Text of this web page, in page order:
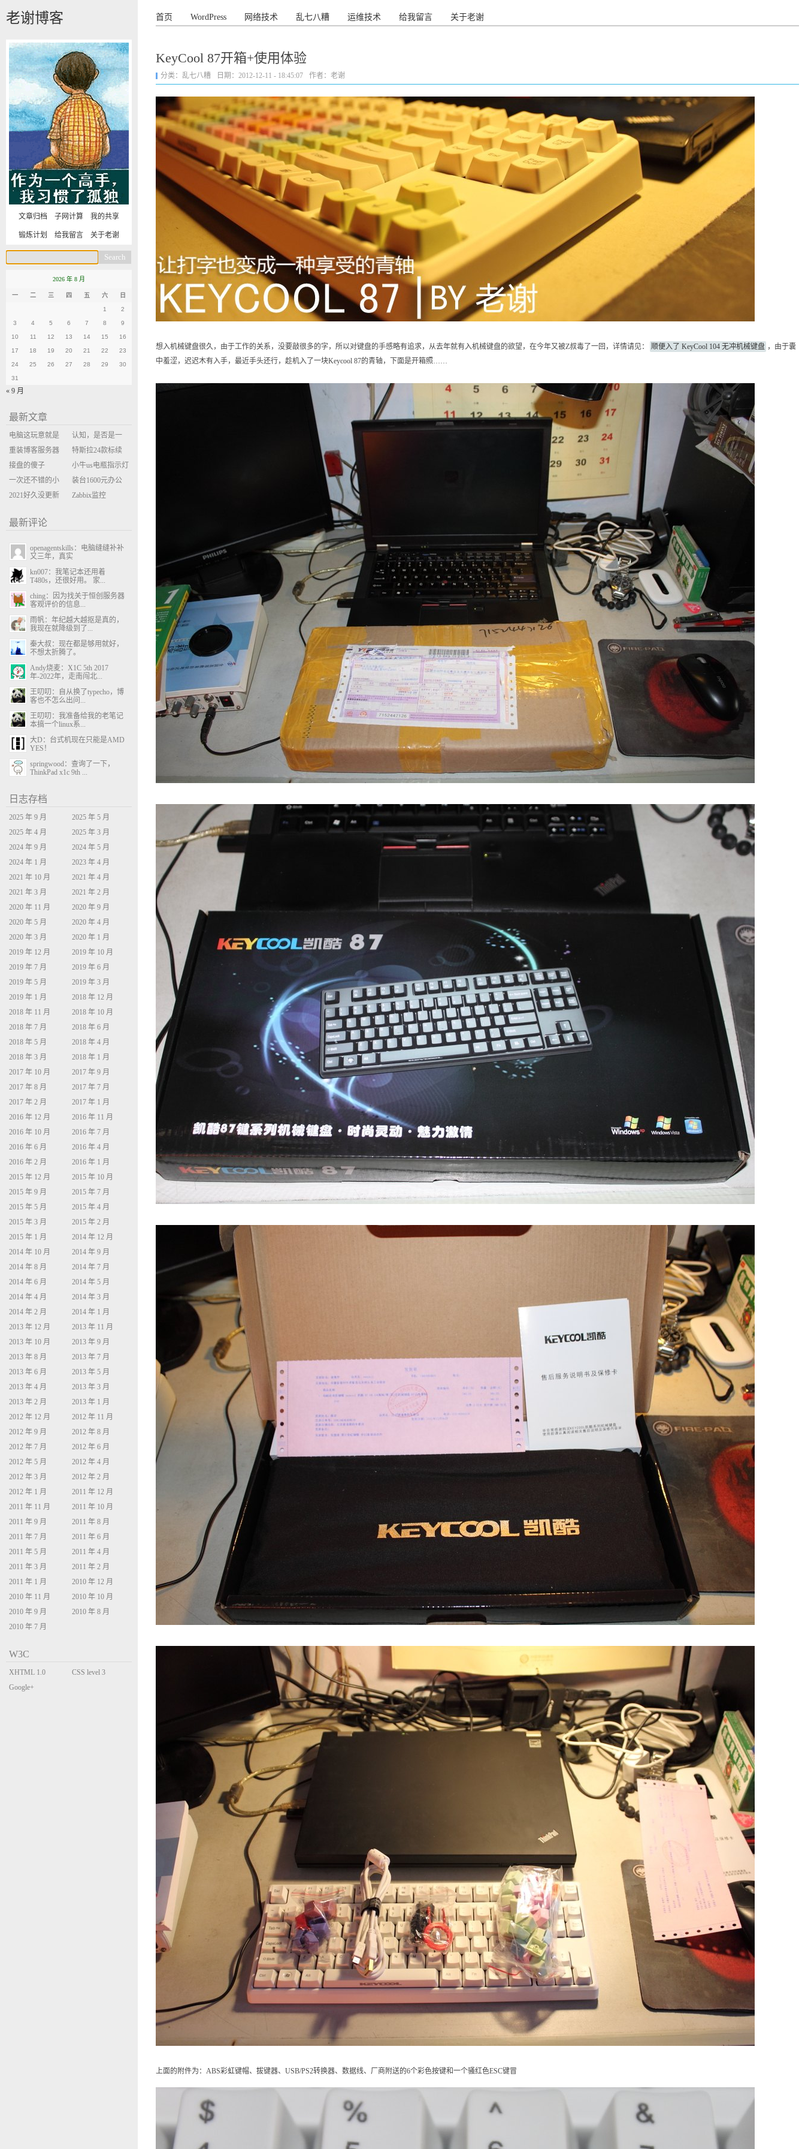
老谢博客 首页 WordPress 网络技术 乱七八糟 运维技术 给我留言 关于老谢
KeyCool 87开箱+使用体验
分类： 乱七八糟 日期：2012-12-11 - 18:45:07 作者：老谢
想入机械键盘很久，由于工作的关系，没要敲很多的字，所以对键盘的手感略有追求，从去年就有入机械键盘的欲望，在今年又被Z叔毒了一回，详情请见： 顺便入了 KeyCool 104 无冲机械键盘 ，由于囊
中羞涩，迟迟木有入手，最近手头还行，趁机入了一块Keycool 87的青轴，下面是开箱照……
上面的附件为：ABS彩虹键帽、拔键器、USB/PS2转换器、数据线、厂商附送的6个彩色按键和一个骚红色ESC键冒
文章归档 子网计算 我的共享
锻炼计划 给我留言 关于老谢
2026 年 8 月
一 二 三 四 五 六 日
1 2
3 4 5 6 7 8 9
10 11 12 13 14 15 16
17 18 19 20 21 22 23
24 25 26 27 28 29 30
31
« 9 月
最新文章
电脑这玩意就是
缝缝补补的事
认知，是否是一
座大山？当架构
决策变成配置清
单比价
重装博客服务器
环境
特斯拉24款标续
Model Y 2万公里
使用体验
接盘的傻子
小牛us电瓶指示灯
闪三次不上电
一次还不错的小
米售后体验
装台1600元办公
主机
2021好久没更新
Zabbix监控
最新评论
openagentskills：电脑缝缝补补
又三年，真实
kn007：我笔记本还用着
T480s，还很好用。 家...
ching：因为找关于恒创服务器
客观评价的信息...
雨帆：年纪越大越抠是真的，
我现在就降级到了...
秦大叔：现在都是够用就好，
不想太折腾了。
Andy烧麦：X1C 5th 2017
年-2022年，走南闯北...
王叨叨：自从换了typecho，博
客也不怎么出问...
王叨叨：我准备给我的老笔记
本搞一个linux系...
大D：台式机现在只能是AMD
YES！
springwood：查询了一下，
ThinkPad x1c 9th ...
日志存档
2025 年 9 月
2025 年 5 月
2025 年 4 月
2025 年 3 月
2024 年 9 月
2024 年 5 月
2024 年 1 月
2023 年 4 月
2021 年 10 月
2021 年 4 月
2021 年 3 月
2021 年 2 月
2020 年 11 月
2020 年 9 月
2020 年 5 月
2020 年 4 月
2020 年 3 月
2020 年 1 月
2019 年 12 月
2019 年 10 月
2019 年 7 月
2019 年 6 月
2019 年 5 月
2019 年 3 月
2019 年 1 月
2018 年 12 月
2018 年 11 月
2018 年 10 月
2018 年 7 月
2018 年 6 月
2018 年 5 月
2018 年 4 月
2018 年 3 月
2018 年 1 月
2017 年 10 月
2017 年 9 月
2017 年 8 月
2017 年 7 月
2017 年 2 月
2017 年 1 月
2016 年 12 月
2016 年 11 月
2016 年 10 月
2016 年 7 月
2016 年 6 月
2016 年 4 月
2016 年 2 月
2016 年 1 月
2015 年 12 月
2015 年 10 月
2015 年 9 月
2015 年 7 月
2015 年 5 月
2015 年 4 月
2015 年 3 月
2015 年 2 月
2015 年 1 月
2014 年 12 月
2014 年 10 月
2014 年 9 月
2014 年 8 月
2014 年 7 月
2014 年 6 月
2014 年 5 月
2014 年 4 月
2014 年 3 月
2014 年 2 月
2014 年 1 月
2013 年 12 月
2013 年 11 月
2013 年 10 月
2013 年 9 月
2013 年 8 月
2013 年 7 月
2013 年 6 月
2013 年 5 月
2013 年 4 月
2013 年 3 月
2013 年 2 月
2013 年 1 月
2012 年 12 月
2012 年 11 月
2012 年 9 月
2012 年 8 月
2012 年 7 月
2012 年 6 月
2012 年 5 月
2012 年 4 月
2012 年 3 月
2012 年 2 月
2012 年 1 月
2011 年 12 月
2011 年 11 月
2011 年 10 月
2011 年 9 月
2011 年 8 月
2011 年 7 月
2011 年 6 月
2011 年 5 月
2011 年 4 月
2011 年 3 月
2011 年 2 月
2011 年 1 月
2010 年 12 月
2010 年 11 月
2010 年 10 月
2010 年 9 月
2010 年 8 月
2010 年 7 月
W3C
XHTML 1.0
Transitional
CSS level 3
Google+